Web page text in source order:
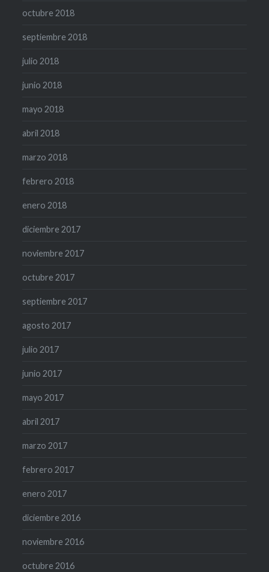
octubre 2018
septiembre 2018
julio 2018
junio 2018
mayo 2018
abril 2018
marzo 2018
febrero 2018
enero 2018
diciembre 2017
noviembre 2017
octubre 2017
septiembre 2017
agosto 2017
julio 2017
junio 2017
mayo 2017
abril 2017
marzo 2017
febrero 2017
enero 2017
diciembre 2016
noviembre 2016
octubre 2016